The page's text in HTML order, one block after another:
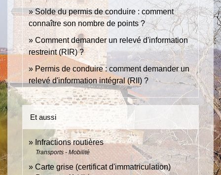
Solde du permis de conduire : comment
connaître son nombre de points ?
Comment demander un relevé d'information
restreint (RIR) ?
Permis de conduire : comment demander un
relevé d'information intégral (RII) ?
Et aussi
Infractions routières
Transports - Mobilité
Carte grise (certificat d'immatriculation)